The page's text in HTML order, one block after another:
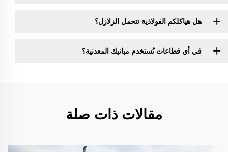
هل هياكلكم الفولاذية تتحمل الزلازل؟
في أي قطاعات تُستخدم مبانيك المعدنية؟
مقالات ذات صلة